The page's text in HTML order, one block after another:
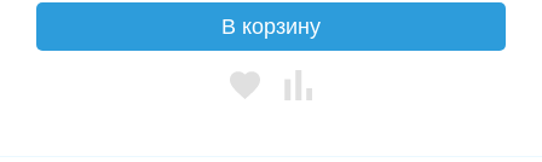
В корзину